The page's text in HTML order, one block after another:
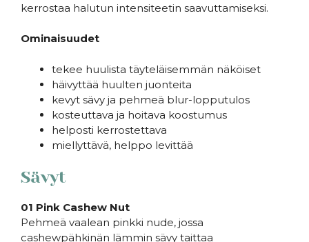
kerrostaa halutun intensiteetin saavuttamiseksi.
Ominaisuudet
tekee huulista täyteläisemmän näköiset
häivyttää huulten juonteita
kevyt sävy ja pehmeä blur-lopputulos
kosteuttava ja hoitava koostumus
helposti kerrostettava
miellyttävä, helppo levittää
Sävyt
01 Pink Cashew Nut
Pehmeä vaalean pinkki nude, jossa
cashewpähkinän lämmin sävy taittaa